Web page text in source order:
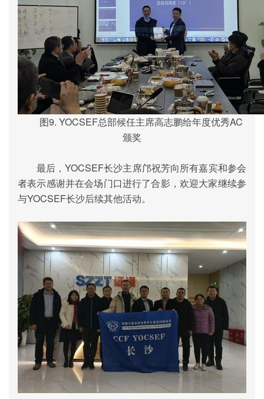
图9.YOCSEF总部候任主席高志鹏给年度优秀AC
颁奖
最后，YOCSEF长沙主席邝祝芳向所有嘉宾和参会
者表示感谢并在会场门口进行了合影，欢迎大家继续参
与YOCSEF长沙后续其他活动。